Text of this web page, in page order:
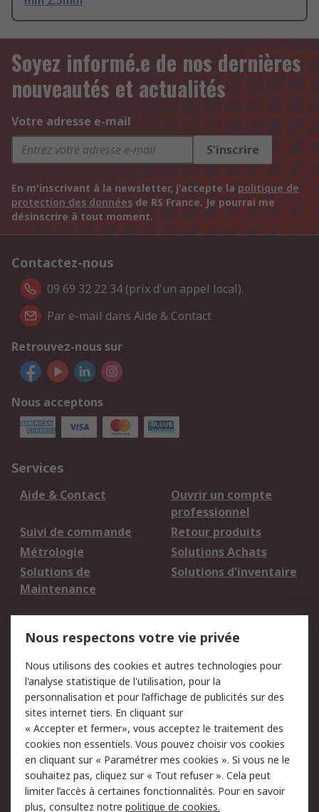
Soyez informé.e de nos dernières
nouveautés et actualités
Votre adresse e-mail
S'inscrire
En m'inscrivant à la newsletter, j'accepte la politique de
protection des données de RS France. Je pourrai me
désinscrire à tout moment.
Contactez-nous
09 69 32 22 34 (prix d'un appel local).
Par e-mail dans Aide & Contact
Retrouvez-nous sur
Nous acceptons
Services
Aide & Contact
Ouvrir un compte
professionnel
Suivi de commande
Retour produits
Métrologie
Solutions Achats
Solutions de
Maintenance
Solutions d'inventaire
du site
Politique de protection
des données - Mise à
jour
Sécurité des E-mails
Conditions générales
de vente
Politique anti-
corruption
Campagnes marketing
Nous respectons votre vie privée
Nous utilisons des cookies et autres technologies pour
l'analyse statistique de l'utilisation, pour la
personnalisation et pour l’affichage de publicités sur des
sites internet tiers. En cliquant sur
« Accepter et fermer», vous acceptez le traitement des
cookies non essentiels. Vous pouvez choisir vos cookies
en cliquant sur « Paramétrer mes cookies ». Si vous ne le
souhaitez pas, cliquez sur « Tout refuser ». Cela peut
limiter l’accès à certaines fonctionnalités. Pour en savoir
plus, consultez notre politique de cookies.